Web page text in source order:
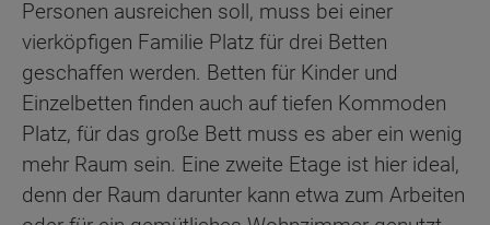
Personen ausreichen soll, muss bei einer
vierköpfigen Familie Platz für drei Betten
geschaffen werden. Betten für Kinder und
Einzelbetten finden auch auf tiefen Kommoden
Platz, für das große Bett muss es aber ein wenig
mehr Raum sein. Eine zweite Etage ist hier ideal,
denn der Raum darunter kann etwa zum Arbeiten